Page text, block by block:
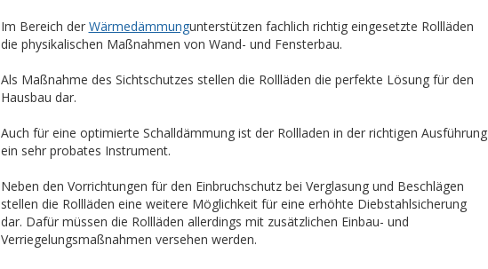
Im Bereich der Wärmedämmungunterstützen fachlich richtig eingesetzte Rollläden
die physikalischen Maßnahmen von Wand- und Fensterbau.
Als Maßnahme des Sichtschutzes stellen die Rollläden die perfekte Lösung für den
Hausbau dar.
Auch für eine optimierte Schalldämmung ist der Rollladen in der richtigen Ausführung
ein sehr probates Instrument.
Neben den Vorrichtungen für den Einbruchschutz bei Verglasung und Beschlägen
stellen die Rollläden eine weitere Möglichkeit für eine erhöhte Diebstahlsicherung
dar. Dafür müssen die Rollläden allerdings mit zusätzlichen Einbau- und
Verriegelungsmaßnahmen versehen werden.